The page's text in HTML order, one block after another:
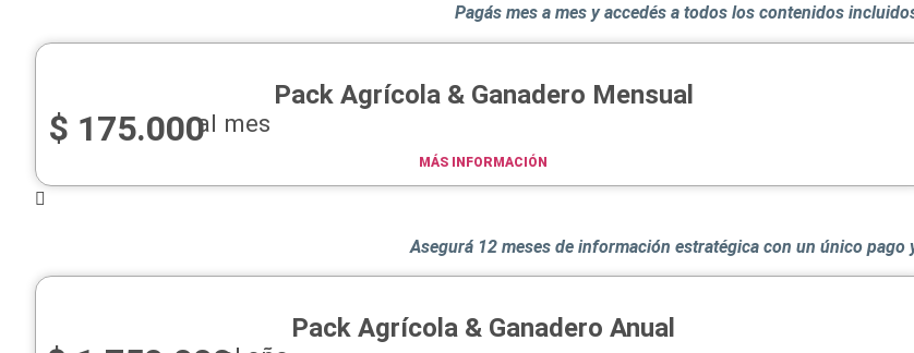
Pagás mes a mes y accedés a todos los contenidos
Pack Agrícola & Ganadero Mensual
$ 175.000al mes
MÁS INFORMACIÓN
Asegurá 12 meses de información estratégica con un único pago
Pack Agrícola & Ganadero Anual